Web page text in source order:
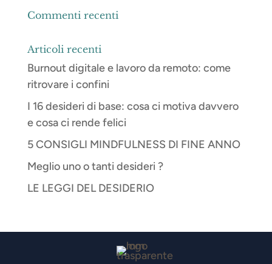
Commenti recenti
Articoli recenti
Burnout digitale e lavoro da remoto: come
ritrovare i confini
I 16 desideri di base: cosa ci motiva davvero
e cosa ci rende felici
5 CONSIGLI MINDFULNESS DI FINE ANNO
Meglio uno o tanti desideri ?
LE LEGGI DEL DESIDERIO